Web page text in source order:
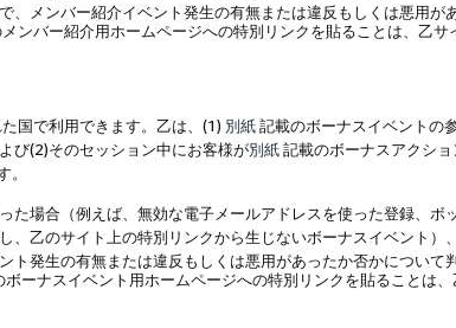
メンバー紹介イベント発生の有無または違反もしくは悪用が
ンバー紹介用ホームページへの特別リンクを貼ることは、乙
国で利用できます。乙は、(1) 別紙記載のボーナスイベントの
び(2)そのセッション中にお客様が別紙記載のボーナスアクシ
た場合（例えば、無効な電子メールアドレスを使った登録、ボ
、乙のサイト上の特別リンクから生じないボーナスイベント
発生の有無または違反もしくは悪用があったか否かについて
ボーナスイベント用ホームページへの特別リンクを貼ることは